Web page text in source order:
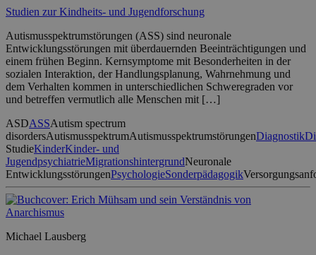
Studien zur Kindheits- und Jugendforschung
Autismusspektrumstörungen (ASS) sind neuronale
Entwicklungsstörungen mit überdauernden Beeinträchtigungen und
einem frühen Beginn. Kernsymptome mit Besonderheiten in der
sozialen Interaktion, der Handlungsplanung, Wahrnehmung und
dem Verhalten kommen in unterschiedlichen Schweregraden vor
und betreffen vermutlich alle Menschen mit […]
ASDASSAutism spectrum
disordersAutismusspektrumAutismusspektrumstörungenDiagnostik
StudieKinderKinder- und
JugendpsychiatrieMigrationshintergrundNeuronale
EntwicklungsstörungenPsychologieSonderpädagogik
Michael Lausberg